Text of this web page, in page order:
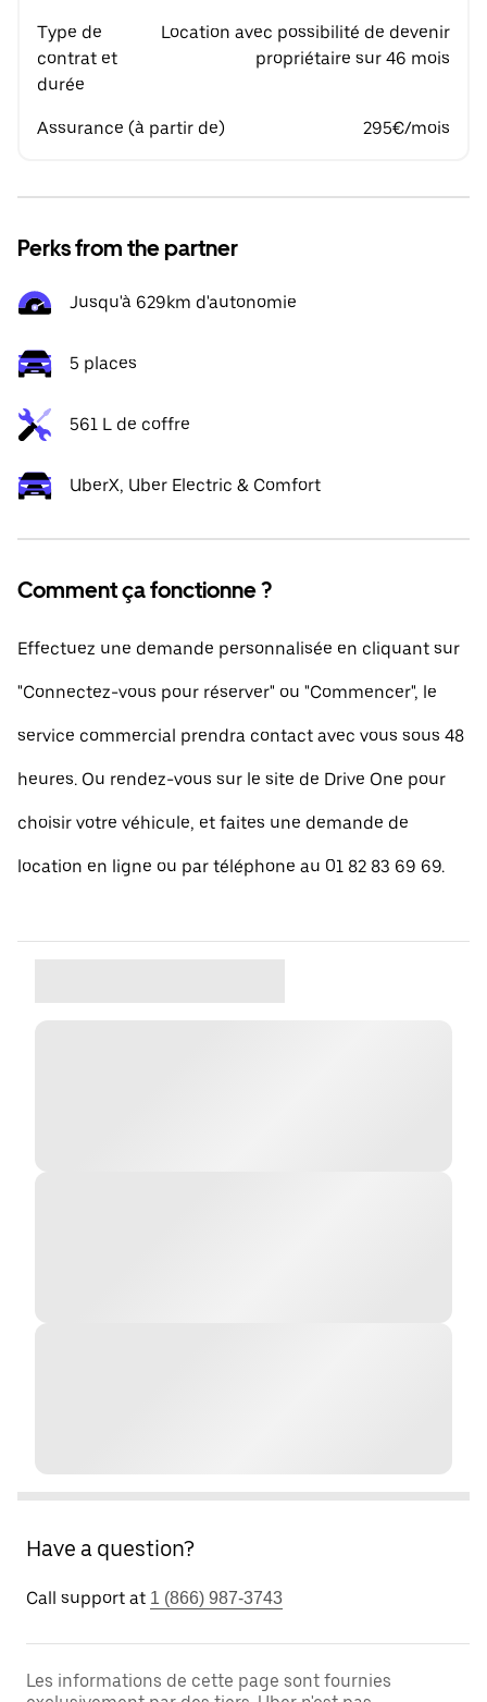
Type de
contrat et
durée
Location avec possibilité de devenir
propriétaire sur 46 mois
Assurance (à partir de) 295€/mois
Perks from the partner
Jusqu'à 629km d'autonomie
5 places
561 L de coffre
UberX, Uber Electric & Comfort
Comment ça fonctionne ?
Effectuez une demande personnalisée en cliquant sur
"Connectez-vous pour réserver" ou "Commencer", le
service commercial prendra contact avec vous sous 48
heures. Ou rendez-vous sur le site de Drive One pour
choisir votre véhicule, et faites une demande de
location en ligne ou par téléphone au 01 82 83 69 69.
Have a question?
Call support at 1 (866) 987-3743
Les informations de cette page sont fournies